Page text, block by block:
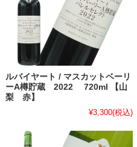
ルバイヤート / マスカットベーリ
ーA樽貯蔵 2022 720ml 【山
梨 赤】
¥3,300(税込)